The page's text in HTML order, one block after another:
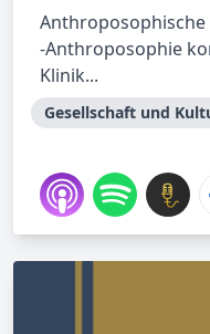
-Anthroposophie
Klinik...
Gesellschaft und